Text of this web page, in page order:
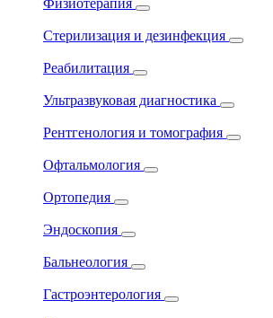
Физиотерапия
Стерилизация и дезинфекция
Реабилитация
Ультразвуковая диагностика
Рентгенология и томография
Офтальмология
Ортопедия
Эндоскопия
Бальнеология
Гастроэнтерология